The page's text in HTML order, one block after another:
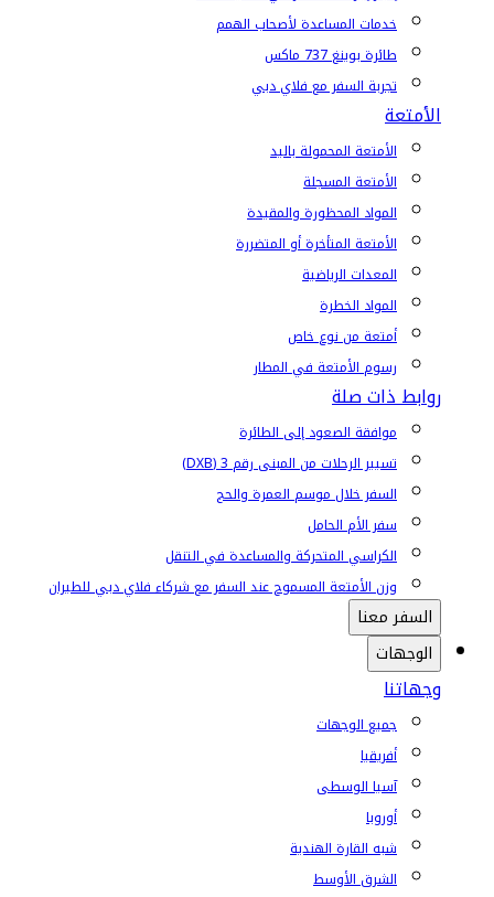
خدمات المساعدة لأصحاب الهمم
طائرة بوينغ 737 ماكس
تجربة السفر مع فلاي دبي
الأمتعة
الأمتعة المحمولة باليد
الأمتعة المسجلة
المواد المحظورة والمقيدة
الأمتعة المتأخرة أو المتضررة
المعدات الرياضية
المواد الخطرة
أمتعة من نوع خاص
رسوم الأمتعة في المطار
روابط ذات صلة
موافقة الصعود إلى الطائرة
تسيير الرحلات من المبنى رقم 3 (DXB)
السفر خلال موسم العمرة والحج
سفر الأم الحامل
الكراسي المتحركة والمساعدة في التنقل
وزن الأمتعة المسموح عند السفر مع شركاء فلاي دبي للطيران
السفر معنا
الوجهات
وجهاتنا
جميع الوجهات
أفريقيا
آسيا الوسطى
أوروبا
شبه القارة الهندية
الشرق الأوسط